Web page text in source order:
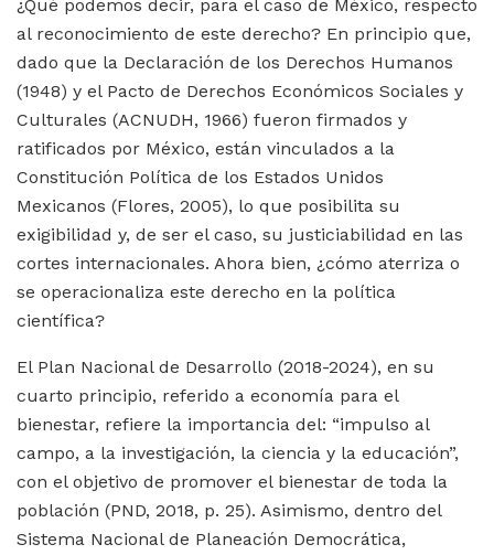
¿Qué podemos decir, para el caso de México, respecto
al reconocimiento de este derecho? En principio que,
dado que la Declaración de los Derechos Humanos
(1948) y el Pacto de Derechos Económicos Sociales y
Culturales (ACNUDH, 1966) fueron firmados y
ratificados por México, están vinculados a la
Constitución Política de los Estados Unidos
Mexicanos (Flores, 2005), lo que posibilita su
exigibilidad y, de ser el caso, su justiciabilidad en las
cortes internacionales. Ahora bien, ¿cómo aterriza o
se operacionaliza este derecho en la política
científica?
El Plan Nacional de Desarrollo (2018-2024), en su
cuarto principio, referido a economía para el
bienestar, refiere la importancia del: “impulso al
campo, a la investigación, la ciencia y la educación”,
con el objetivo de promover el bienestar de toda la
población (PND, 2018, p. 25). Asimismo, dentro del
Sistema Nacional de Planeación Democrática,